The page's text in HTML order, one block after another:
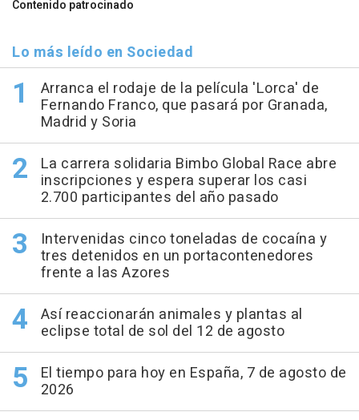
Contenido patrocinado
Lo más leído en Sociedad
Arranca el rodaje de la película 'Lorca' de
Fernando Franco, que pasará por Granada,
Madrid y Soria
La carrera solidaria Bimbo Global Race abre
inscripciones y espera superar los casi
2.700 participantes del año pasado
Intervenidas cinco toneladas de cocaína y
tres detenidos en un portacontenedores
frente a las Azores
Así reaccionarán animales y plantas al
eclipse total de sol del 12 de agosto
El tiempo para hoy en España, 7 de agosto de
2026